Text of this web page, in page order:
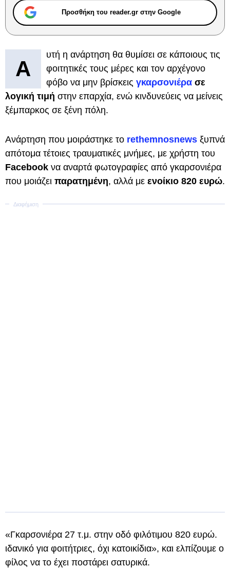
Προσθήκη του reader.gr στην Google
Α
υτή η ανάρτηση θα θυμίσει σε κάποιους τις
φοιτητικές τους μέρες και τον αρχέγονο
φόβο να μην βρίσκεις γκαρσονιέρα σε
λογική τιμή στην επαρχία, ενώ κινδυνεύεις να μείνεις
ξέμπαρκος σε ξένη πόλη.
Ανάρτηση που μοιράστηκε το rethemnosnews ξυπνά
απότομα τέτοιες τραυματικές μνήμες, με χρήστη του
Facebook να αναρτά φωτογραφίες από γκαρσονιέρα
που μοιάζει παρατημένη, αλλά με ενοίκιο 820 ευρώ.
«Γκαρσονιέρα 27 τ.μ. στην οδό φιλότιμου 820 ευρώ.
ιδανικό για φοιτήτριες, όχι κατοικίδια», και ελπίζουμε ο
φίλος να το έχει ποστάρει σατυρικά.